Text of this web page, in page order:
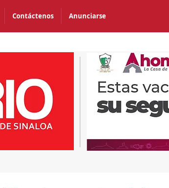
Contáctenos Anunciarse